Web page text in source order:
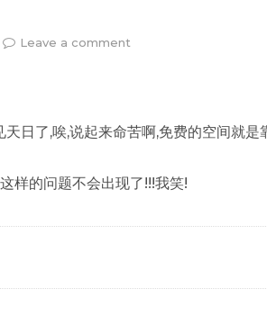
Leave a comment
日了,唉,说起来命苦啊,免费的空间就是
样的问题不会出现了!!!我笑!